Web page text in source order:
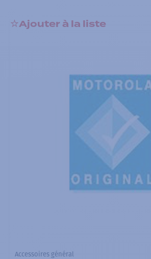
Ajouter à la liste
Accessoires général